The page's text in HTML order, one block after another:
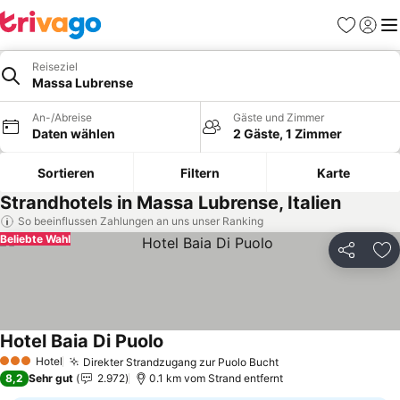
Favoriten
Reiseziel
Massa Lubrense
An-/Abreise
Daten wählen
Gäste und Zimmer
2 Gäste, 1 Zimmer
Sortieren Filtern Karte
Strandhotels in Massa Lubrense, Italien
So beeinflussen Zahlungen an uns unser Ranking
Teilen
Beliebte Wahl
3 SterneHotel Direkter Strandzugang zur Puolo BuchtPreise sehen
Hotel Baia Di Puolo
8,2 Sehr gut 2.972 0.1 km vom Strand entfernt